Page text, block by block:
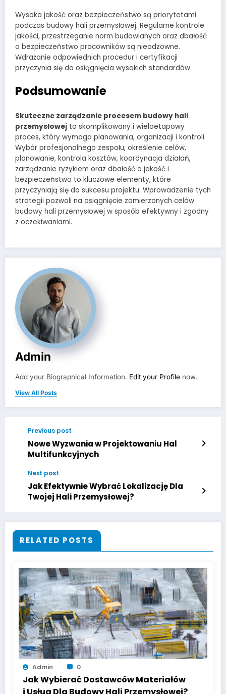
Wysoka jakość oraz bezpieczeństwo są priorytetami
podczas budowy hali przemysłowej. Regularne kontrole
jakości, przestrzeganie norm budowlanych oraz dbałość
o bezpieczeństwo pracowników są nieodzowne.
Wdrażanie odpowiednich procedur i certyfikacji
przyczynia się do osiągnięcia wysokich standardów.
Podsumowanie
Skuteczne zarządzanie procesem budowy hali
przemysłowej to skomplikowany i wieloetapowy
proces, który wymaga planowania, organizacji i kontroli.
Wybór profesjonalnego zespołu, określenie celów,
planowanie, kontrola kosztów, koordynacja działań,
zarządzanie ryzykiem oraz dbałość o jakość i
bezpieczeństwo to kluczowe elementy, które
przyczyniają się do sukcesu projektu. Wprowadzenie tych
strategii pozwoli na osiągnięcie zamierzonych celów
budowy hali przemysłowej w sposób efektywny i zgodny
z oczekiwaniami.
Admin
Add your Biographical Information. Edit your Profile now.
View All Posts
Previous post
Nowe Wyzwania w Projektowaniu Hal
Multifunkcyjnych
Next post
Jak Efektywnie Wybrać Lokalizację Dla
Twojej Hali Przemysłowej?
RELATED POSTS
Admin 0
Jak Wybierać Dostawców Materiałów